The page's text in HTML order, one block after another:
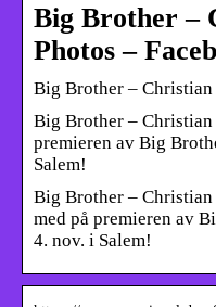
Big Brother –
Photos –
Big Brother –
Big Brother –
premieren av Big
Salem!
Big Brother –
med på premieren av
4. nov. i Salem!